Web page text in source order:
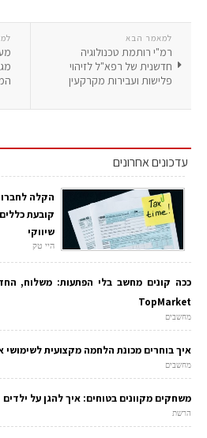
למאמר הבא
רמ"י רותמת טכנולוגיה
חדשנית של רפא"ל לזיהוי
פלישות ועבירות מקרקעין
עדכונים אחרונים
הקלה
קובעת
שיווקי
היי טק
ככה קונים מחשב בלי הפתעות: משלוח,
TopMarket
מחשבים
איך בוחרים מכונת הלחמה מקצועית לשימושי
מחשבים
משחקים מקוונים בטוחים: איך להגן על ילדים
הרשת